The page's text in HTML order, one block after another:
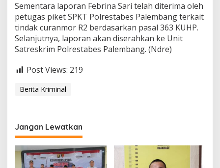
Sementara laporan Febrina Sari telah diterima oleh
petugas piket SPKT Polrestabes Palembang terkait
tindak curanmor R2 berdasarkan pasal 363 KUHP.
Selanjutnya, laporan akan diserahkan ke Unit
Satreskrim Polrestabes Palembang. (Ndre)
Post Views: 219
Berita Kriminal
Jangan Lewatkan